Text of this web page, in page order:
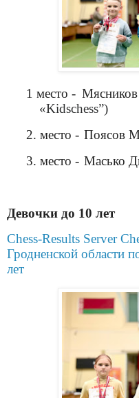
1 место -
«Kidschess”)
2. место - Поясов
3. место - Масько
Девочки до 10 лет
Chess-Results Server
Гродненской области
лет